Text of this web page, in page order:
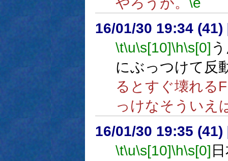
16/01/30 19:34 (41)
\t\u\s[10]\h\s[0]
にぶっつけて反
るとすぐ壊れる
っけなそういえ
16/01/30 19:35 (41)
\t\u\s[10]\h\s[0]